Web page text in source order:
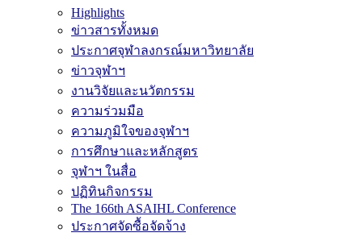
Highlights
ข่าวสารทั้งหมด
ประกาศจุฬาลงกรณ์มหาวิทยาลัย
ข่าวจุฬาฯ
งานวิจัยและนวัตกรรม
ความร่วมมือ
ความภูมิใจของจุฬาฯ
การศึกษาและหลักสูตร
จุฬาฯ ในสื่อ
ปฏิทินกิจกรรม
The 166th ASAIHL Conference
ประกาศจัดซื้อจัดจ้าง